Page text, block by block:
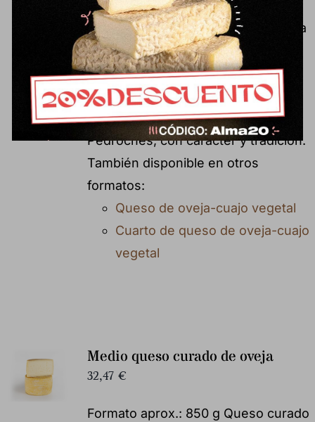
pastoreo. Como particularidad,
encontramos recuerdos botánicos a
alcachofa o espárrago propios del
cuajo vegetal. Un formato cómodo
para disfrutar de una receta
tradicional del Valle de los
Pedroches, con carácter y tradición.
También disponible en otros
formatos:
Queso de oveja-cuajo vegetal
Cuarto de queso de oveja-cuajo
vegetal
Medio queso curado de oveja
32,47 €
Formato aprox.: 850 g Queso curado